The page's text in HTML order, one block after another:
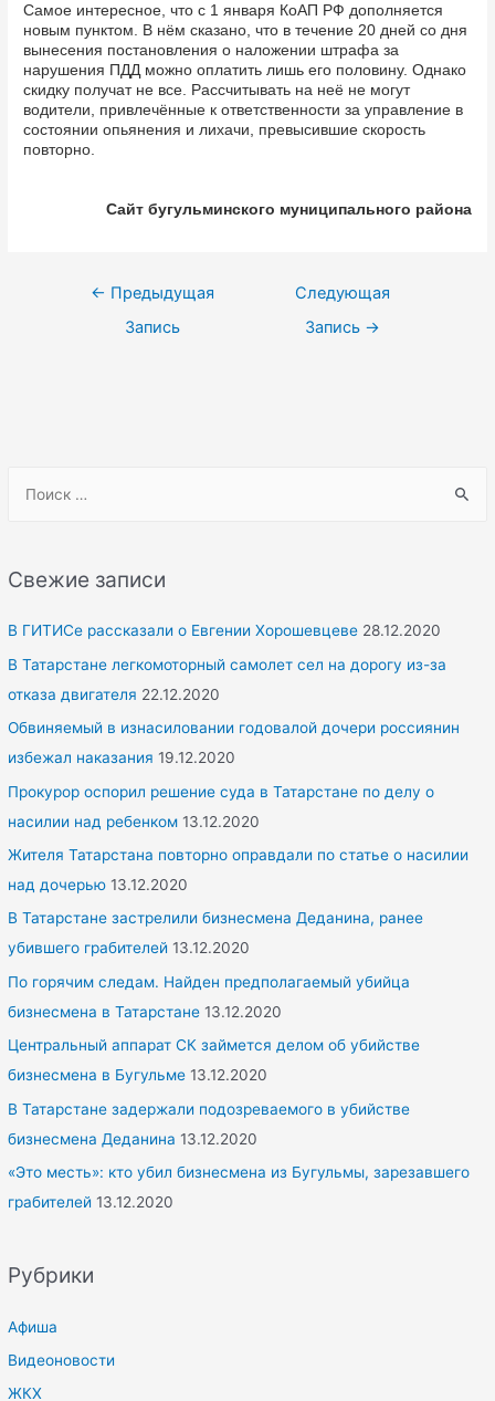
r
h
f
o
r
Свежие записи
В ГИТИСе рассказали о Евгении Хорошевцеве 28.12.2020
В Татарстане легкомоторный самолет сел на дорогу из-за
отказа двигателя 22.12.2020
Обвиняемый в изнасиловании годовалой дочери россиянин
избежал наказания 19.12.2020
Прокурор оспорил решение суда в Татарстане по делу о
насилии над ребенком 13.12.2020
Жителя Татарстана повторно оправдали по статье о насилии
над дочерью 13.12.2020
В Татарстане застрелили бизнесмена Деданина, ранее
убившего грабителей 13.12.2020
По горячим следам. Найден предполагаемый убийца
бизнесмена в Татарстане 13.12.2020
Центральный аппарат СК займется делом об убийстве
бизнесмена в Бугульме 13.12.2020
В Татарстане задержали подозреваемого в убийстве
бизнесмена Деданина 13.12.2020
«Это месть»: кто убил бизнесмена из Бугульмы, зарезавшего
грабителей 13.12.2020
Рубрики
Афиша
Видеоновости
ЖКХ
Самое интересное, что с 1 января КоАП РФ дополняется
новым пунктом. В нём сказано, что в течение 20 дней со дня
вынесения постановления о наложении штрафа за
нарушения ПДД можно оплатить лишь его половину. Однако
скидку получат не все. Рассчитывать на неё не могут
водители, привлечённые к ответственности за управление в
состоянии опьянения и лихачи, превысившие скорость
повторно.
Сайт бугульминского муниципального района
Навигация
← Предыдущая
Запись
Следующая
Запись →